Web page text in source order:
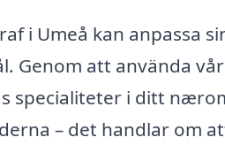
i Umeå kan anpassa
Genom att använda
specialiteter i ditt
– det handlar om